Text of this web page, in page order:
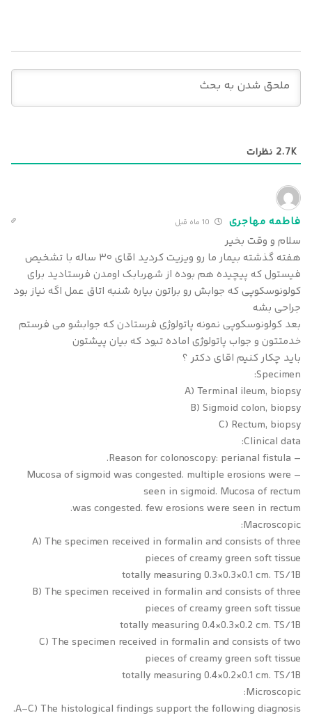
2.7K نظرات
فاطمه مهاجری
سلام و وقت بخیر
هفته گذشته بیمار ما رو ویزیت کردید اقای ۳۰ ساله با تشخیص
فیستول که پیچیده هم بوده از شهربابک اومدن فرستادید برای
کولونوسکوپی که جوابش رو براتون بیاره شنبه اتاق عمل اگه نیاز بود
جراحی بشه
بعد کولونوسکوپی نمونه پاتولوژی فرستادن که جوابشو می فرستم
خدمتتون و جواب پاتولوژی اماده تبود که بیان پیشتون
باید چکار کنیم اقای دکتر ؟
Specimen:
A) Terminal ileum, biopsy
B) Sigmoid colon, biopsy
C) Rectum, biopsy
Clinical data:
– Reason for colonoscopy: perianal fistula.
– Mucosa of sigmoid was congested. multiple erosions were
seen in sigmoid. Mucosa of rectum
was congested. few erosions were seen in rectum.
Macroscopic:
A) The specimen received in formalin and consists of three
pieces of creamy green soft tissue
totally measuring 0.3×0.3×0.1 cm. TS/1B
B) The specimen received in formalin and consists of three
pieces of creamy green soft tissue
totally measuring 0.4×0.3×0.2 cm. TS/1B
C) The specimen received in formalin and consists of two
pieces of creamy green soft tissue
totally measuring 0.4×0.2×0.1 cm. TS/1B
Microscopic:
A-C) The histological findings support the following diagnosis.